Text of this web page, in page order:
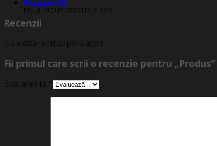
Nu ai niciun produs în coș.
Recenzii (0)
Recenzii
Nu există recenzii până acum.
Fii primul care scrii o recenzie pentru „Produs”
Evaluarea ta *